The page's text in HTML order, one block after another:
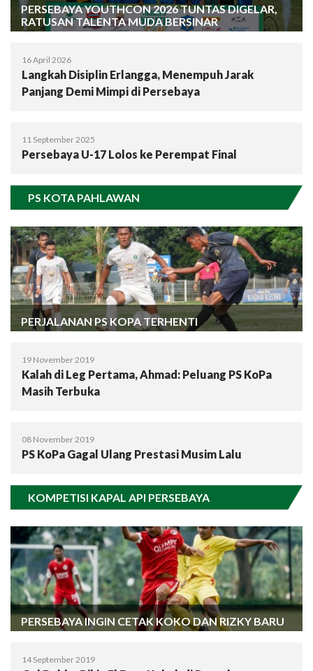
PERSEBAYA YOUTHCON 2026 TUNTAS DIGELAR,
RATUSAN TALENTA MUDA BERSINAR
16 April 2026
Langkah Disiplin Erlangga, Menempuh Jarak
Panjang Demi Mimpi di Persebaya
11 September 2025
Persebaya U-17 Lolos ke Perempat Final
PS KOTA PAHLAWAN
PERJALANAN PS KOPA TERHENTI
19 November 2019
Kalah di Leg Pertama, Ahmad: Peluang PS KoPa
Masih Terbuka
08 November 2019
PS KoPa Gagal Ulang Prestasi Musim Lalu
KOMPETISI KAPAL API PERSEBAYA
PERSEBAYA INGIN CETAK KOKO DAN RIZKY BARU
14 September 2019